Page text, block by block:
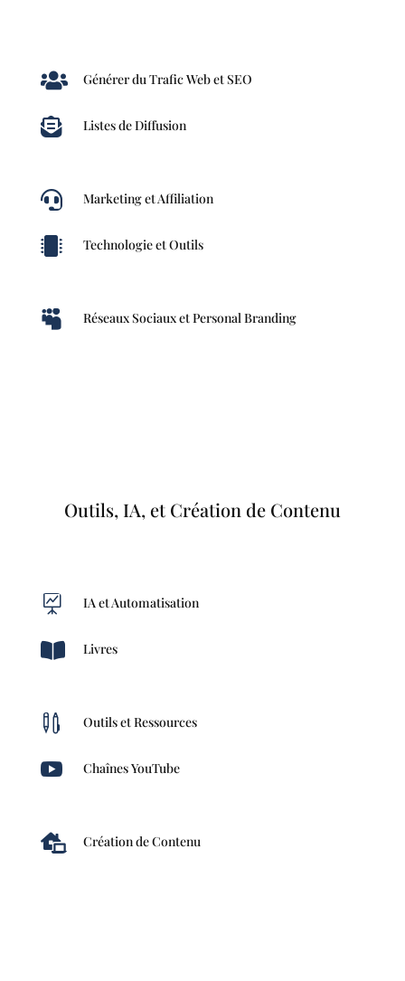
 Générer du Trafic Web et SEO
 Listes de Diffusion
 Marketing et Affiliation
 Technologie et Outils
 Réseaux Sociaux et Personal Branding
Outils, IA, et Création de Contenu
 IA et Automatisation
 Livres
 Outils et Ressources
 Chaînes YouTube
 Création de Contenu